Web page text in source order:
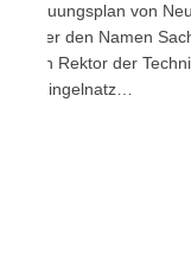
von
er den Namen
Rektor der
hat Ringelnatz…